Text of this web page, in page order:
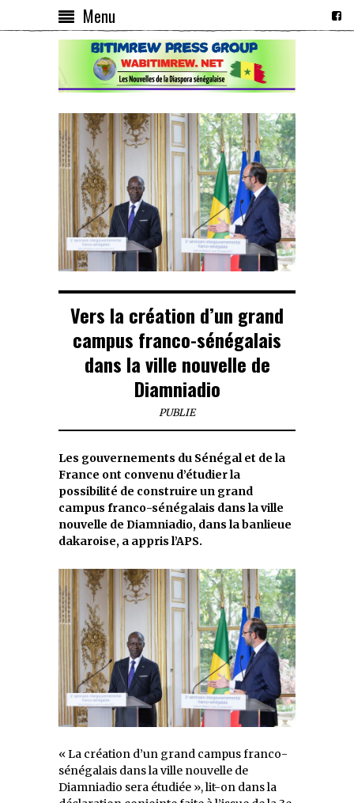
Menu
Vers la création d’un grand
campus franco-sénégalais
dans la ville nouvelle de
Diamniadio
PUBLIE
Les gouvernements du Sénégal et de la
France ont convenu d’étudier la
possibilité de construire un grand
campus franco-sénégalais dans la ville
nouvelle de Diamniadio, dans la banlieue
dakaroise, a appris l’APS.
« La création d’un grand campus franco-
sénégalais dans la ville nouvelle de
Diamniadio sera étudiée », lit-on dans la